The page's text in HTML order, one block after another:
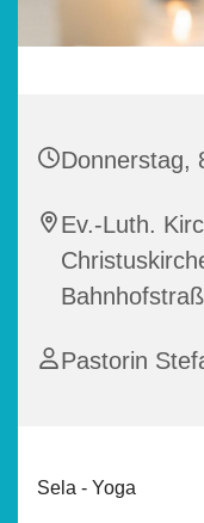
Donnerstag,
Ev.-Luth.
Pastorin
Sela - Yoga